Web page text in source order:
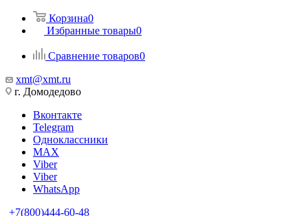
Корзина0
Избранные товары0
Сравнение товаров0
xmt@xmt.ru
г. Домодедово
Вконтакте
Telegram
Одноклассники
MAX
Viber
Viber
WhatsApp
+7(800)444-60-48